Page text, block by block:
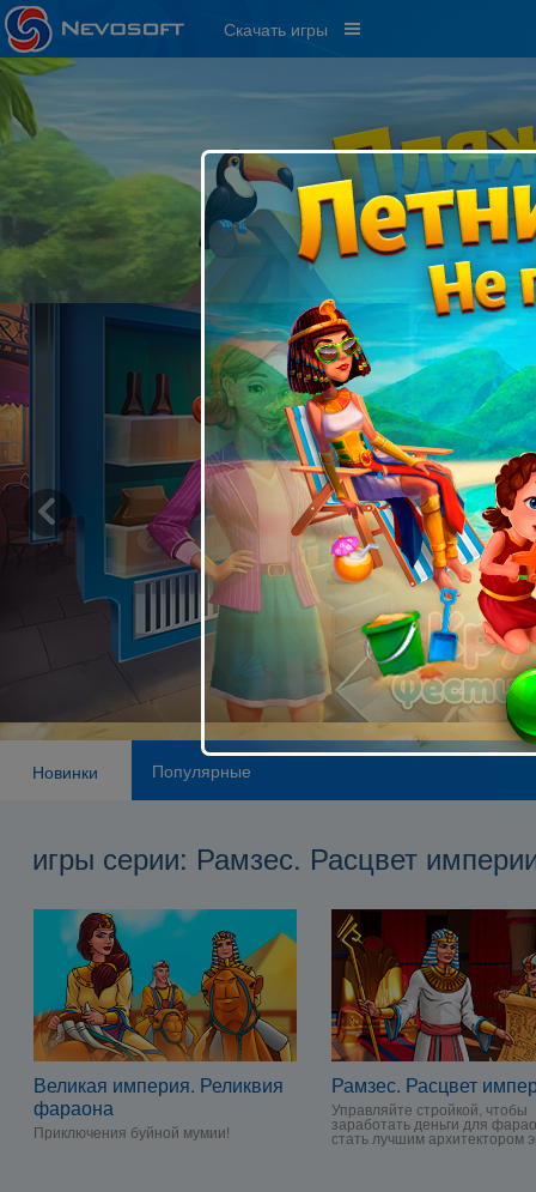
Скачать игры
Новинки Популярные
игры серии: Рамзес. Расцвет
Великая империя. Реликвия
фараона
Приключения буйной мумии!
Рамзес. Расцвет
Управляйте стройкой, чтобы
заработать деньги для
стать лучшим архитектором